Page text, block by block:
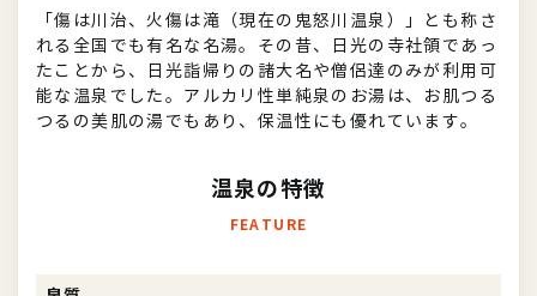
「傷は川治、火傷は滝（現在の鬼怒川温泉）」とも称さ
れる全国でも有名な名湯。その昔、日光の寺社領であっ
たことから、日光詣帰りの諸大名や僧侶達のみが利用可
能な温泉でした。アルカリ性単純泉のお湯は、お肌つる
つるの美肌の湯でもあり、保温性にも優れています。
温泉の特徴
FEATURE